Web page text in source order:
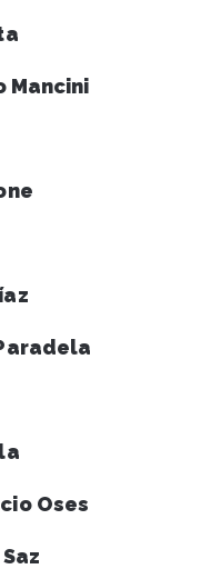
Mancini
Oses